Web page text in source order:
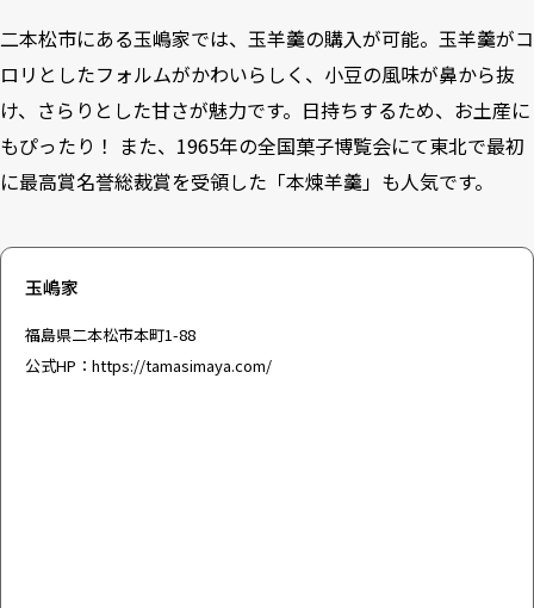
二本松市にある玉嶋家では、玉羊羹の購入が可能。玉羊羹がコ
ロリとしたフォルムがかわいらしく、小豆の風味が鼻から抜
け、さらりとした甘さが魅力です。日持ちするため、お土産に
もぴったり！ また、1965年の全国菓子博覧会にて東北で最初
に最高賞名誉総裁賞を受領した「本煉羊羹」も人気です。
玉嶋家
福島県二本松市本町1-88
公式HP： https://tamasimaya.com/